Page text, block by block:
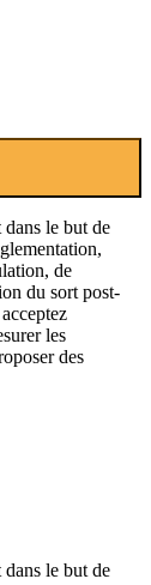
le but de
de
du sort post-
les
des
le but de